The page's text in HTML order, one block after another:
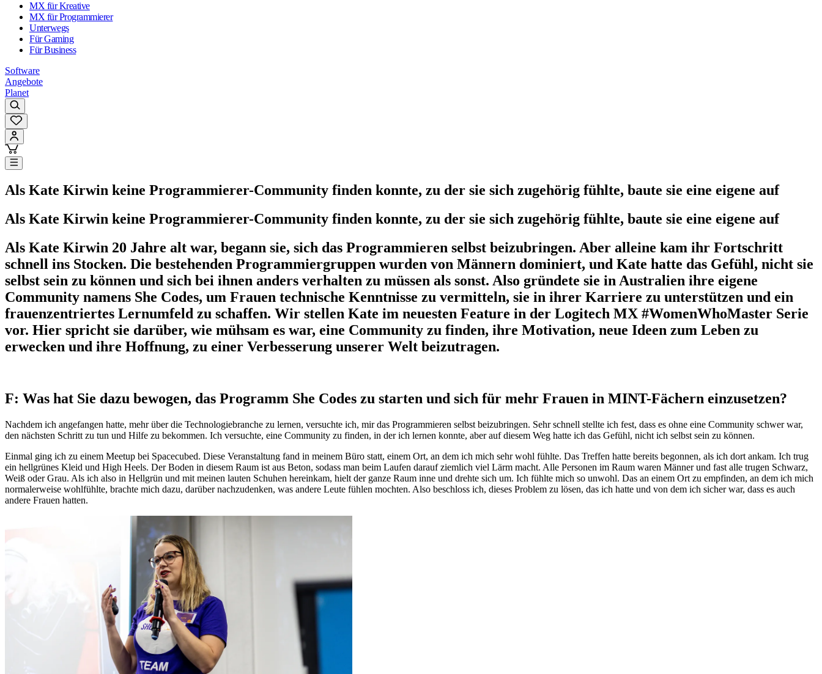
MX für Kreative
MX für Programmierer
Unterwegs
Für Gaming
Für Business
Software
Angebote
Planet
Als Kate Kirwin keine Programmierer-Community finden konnte, zu der sie sich zugehörig fühlte, baute sie eine eigene auf
Als Kate Kirwin keine Programmierer-Community finden konnte, zu der sie sich zugehörig fühlte, baute sie eine eigene auf
Als Kate Kirwin 20 Jahre alt war, begann sie, sich das Programmieren selbst beizubringen. Aber alleine kam ihr Fortschritt
schnell ins Stocken. Die bestehenden Programmiergruppen wurden von Männern dominiert, und Kate hatte das Gefühl, nicht sie
selbst sein zu können und sich bei ihnen anders verhalten zu müssen als sonst. Also gründete sie in Australien ihre eigene
Community namens She Codes, um Frauen technische Kenntnisse zu vermitteln, sie in ihrer Karriere zu unterstützen und ein
frauenzentriertes Lernumfeld zu schaffen. Wir stellen Kate im neuesten Feature in der Logitech MX #WomenWhoMaster Serie
vor. Hier spricht sie darüber, wie mühsam es war, eine Community zu finden, ihre Motivation, neue Ideen zum Leben zu
erwecken und ihre Hoffnung, zu einer Verbesserung unserer Welt beizutragen.
F: Was hat Sie dazu bewogen, das Programm She Codes zu starten und sich für mehr Frauen in MINT-Fächern einzusetzen?
Nachdem ich angefangen hatte, mehr über die Technologiebranche zu lernen, versuchte ich, mir das Programmieren selbst beizubringen. Sehr schnell stellte ich fest, dass es ohne eine Community schwer war,
den nächsten Schritt zu tun und Hilfe zu bekommen. Ich versuchte, eine Community zu finden, in der ich lernen konnte, aber auf diesem Weg hatte ich das Gefühl, nicht ich selbst sein zu können.
Einmal ging ich zu einem Meetup bei Spacecubed. Diese Veranstaltung fand in meinem Büro statt, einem Ort, an dem ich mich sehr wohl fühlte. Das Treffen hatte bereits begonnen, als ich dort ankam. Ich trug
ein hellgrünes Kleid und High Heels. Der Boden in diesem Raum ist aus Beton, sodass man beim Laufen darauf ziemlich viel Lärm macht. Alle Personen im Raum waren Männer und fast alle trugen Schwarz,
Weiß oder Grau. Als ich also in Hellgrün und mit meinen lauten Schuhen hereinkam, hielt der ganze Raum inne und drehte sich um. Ich fühlte mich so unwohl. Das an einem Ort zu empfinden, an dem ich mich
normalerweise wohlfühlte, brachte mich dazu, darüber nachzudenken, was andere Leute fühlen mochten. Also beschloss ich, dieses Problem zu lösen, das ich hatte und von dem ich sicher war, dass es auch
andere Frauen hatten.